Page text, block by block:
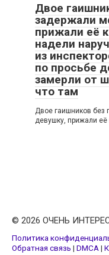
Двое
задержали
прижали её
надели
из
по просьбе
замерли от
что там
Двое гаишников
девушку, прижали
© 2026 ОЧЕНЬ
Политика
Обратная связь | DMCA |